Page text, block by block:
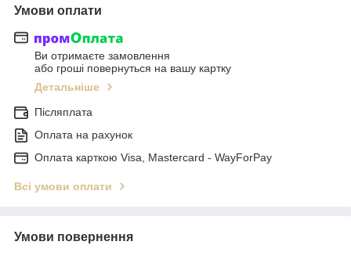
Умови оплати
Ви отримаєте замовлення
або гроші повернуться на вашу картку
Детальніше
Післяплата
Оплата на рахунок
Оплата карткою Visa, Mastercard - WayForPay
Всі умови оплати
Умови повернення